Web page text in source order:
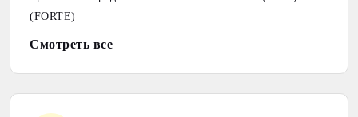
(FORTE)
Смотреть все